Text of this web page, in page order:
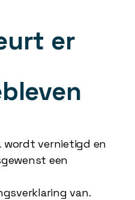
er
wordt vernietigd en
een
van.